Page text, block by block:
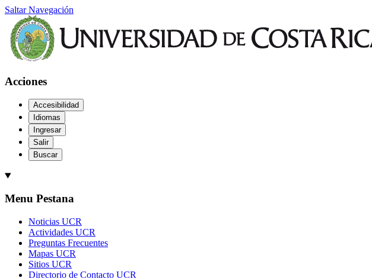
Saltar Navegación
Acciones
Accesibilidad
Idiomas
Ingresar
Salir
Buscar
Menu Pestana
Noticias UCR
Actividades UCR
Preguntas Frecuentes
Mapas UCR
Sitios UCR
Directorio de Contacto UCR